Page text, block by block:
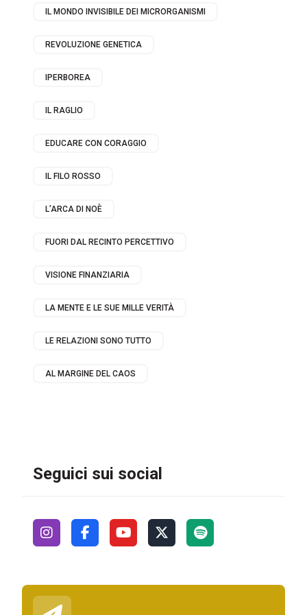
IL MONDO INVISIBILE DEI MICRORGANISMI
REVOLUZIONE GENETICA
IPERBOREA
IL RAGLIO
EDUCARE CON CORAGGIO
IL FILO ROSSO
L’ARCA DI NOÈ
FUORI DAL RECINTO PERCETTIVO
VISIONE FINANZIARIA
LA MENTE E LE SUE MILLE VERITÀ
LE RELAZIONI SONO TUTTO
AL MARGINE DEL CAOS
Seguici sui social